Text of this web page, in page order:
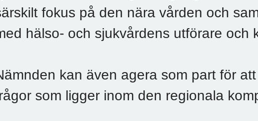
fokus på den nära vården och
hälso- och sjukvårdens utförare och
kan även agera som part för
som ligger inom den regionala